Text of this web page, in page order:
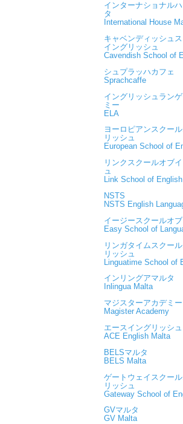
インターナショナル
タ
International House
キャベンディッシュ
イングリッシュ
Cavendish School of
シュプラッハカフェ
Sprachcaffe
イングリッシュラン
ミー
ELA
ヨーロピアンスクー
リッシュ
European School of
リンクスクールオブ
ュ
Link School of English
NSTS
NSTS English
イージースクールオ
Easy School of
リンガタイムスクー
リッシュ
Linguatime School of
インリングアマルタ
Inlingua Malta
マジスターアカデミー
Magister Academy
エースイングリッシュ
ACE English Malta
BELSマルタ
BELS Malta
ゲートウェイスクー
リッシュ
Gateway School of
GVマルタ
GV Malta